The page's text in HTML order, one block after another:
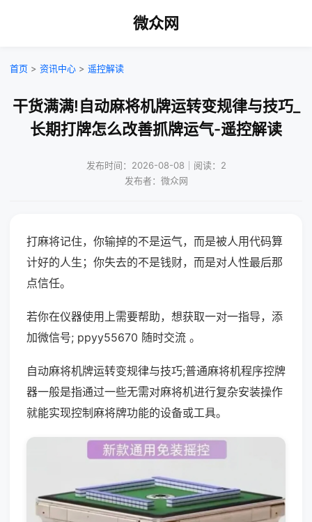
微众网
首页 > 资讯中心 > 遥控解读
干货满满!自动麻将机牌运转变规律与技巧_
长期打牌怎么改善抓牌运气-遥控解读
发布时间：2026-08-08｜阅读：2
发布者：微众网
打麻将记住，你输掉的不是运气，而是被人用代码算
计好的人生；你失去的不是钱财，而是对人性最后那
点信任。
若你在仪器使用上需要帮助，想获取一对一指导，添
加微信号; ppyy55670 随时交流 。
自动麻将机牌运转变规律与技巧;普通麻将机程序控牌
器一般是指通过一些无需对麻将机进行复杂安装操作
就能实现控制麻将牌功能的设备或工具。